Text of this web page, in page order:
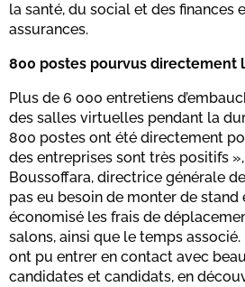
la santé, du social et des finances
assurances.
800 postes pourvus directement
Plus de 6 000 entretiens
des salles virtuelles pendant la
800 postes ont été directement
des entreprises sont très positifs »,
Boussoffara, directrice générale de
pas eu besoin de monter de
économisé les frais de
salons, ainsi que le temps
ont pu entrer en contact avec
candidates et candidats, en